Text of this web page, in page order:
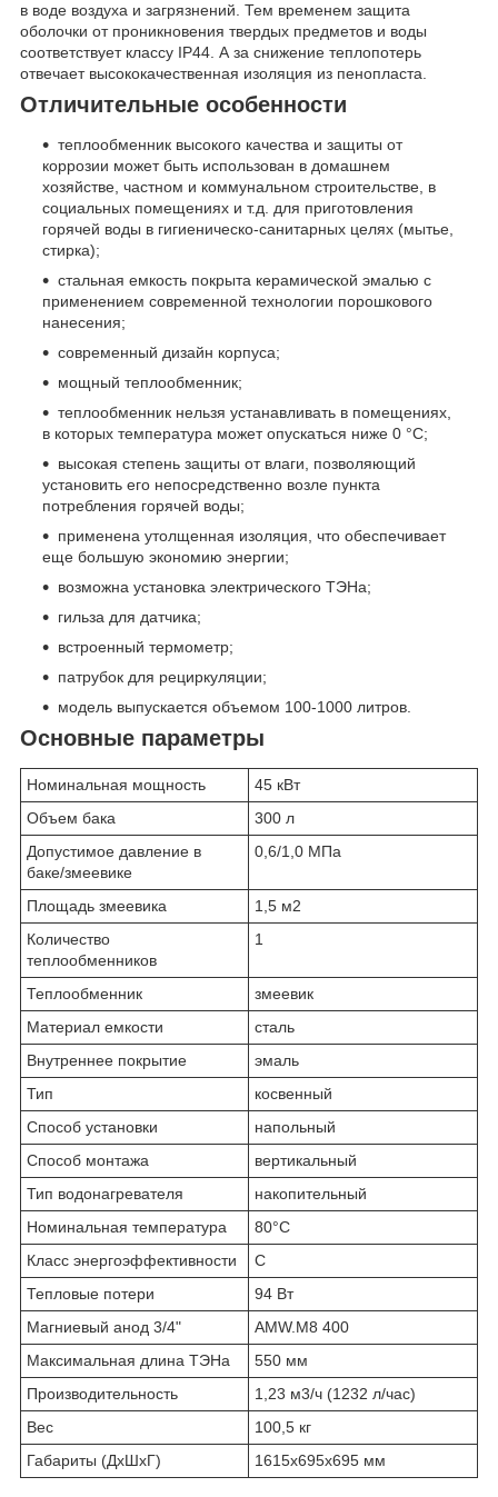
в воде воздуха и загрязнений. Тем временем защита
оболочки от проникновения твердых предметов и воды
соответствует классу IP44. А за снижение теплопотерь
отвечает высококачественная изоляция из пенопласта.
Отличительные особенности
теплообменник высокого качества и защиты от
коррозии может быть использован в домашнем
хозяйстве, частном и коммунальном строительстве, в
социальных помещениях и т.д. для приготовления
горячей воды в гигиеническо-санитарных целях (мытье,
стирка);
стальная емкость покрыта керамической эмалью с
применением современной технологии порошкового
нанесения;
современный дизайн корпуса;
мощный теплообменник;
теплообменник нельзя устанавливать в помещениях,
в которых температура может опускаться ниже 0 °С;
высокая степень защиты от влаги, позволяющий
установить его непосредственно возле пункта
потребления горячей воды;
применена утолщенная изоляция, что обеспечивает
еще большую экономию энергии;
возможна установка электрического ТЭНа;
гильза для датчика;
встроенный термометр;
патрубок для рециркуляции;
модель выпускается объемом 100-1000 литров.
Основные параметры
Номинальная мощность
45 кВт
Объем бака
300 л
Допустимое давление в
баке/змеевике
0,6/1,0 МПа
Площадь змеевика
1,5 м2
Количество
теплообменников
1
Теплообменник
змеевик
Материал емкости
сталь
Внутреннее покрытие
эмаль
Тип
косвенный
Способ установки
напольный
Способ монтажа
вертикальный
Тип водонагревателя
накопительный
Номинальная температура
80°С
Класс энергоэффективности
С
Тепловые потери
94 Вт
Магниевый анод 3/4"
AMW.M8 400
Максимальная длина ТЭНа
550 мм
Производительность
1,23 м3/ч (1232 л/час)
Вес
100,5 кг
Габариты (ДхШхГ)
1615х695х695 мм